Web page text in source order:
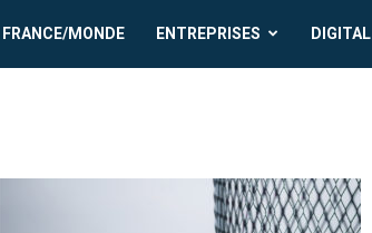
FRANCE/MONDE ENTREPRISES DIGITAL